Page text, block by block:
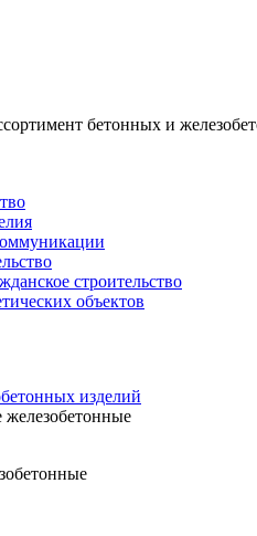
бетонных и
строительство
объектов
изделий